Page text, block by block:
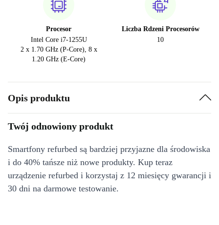
Procesor
Intel Core i7-1255U
2 x 1.70 GHz (P-Core), 8 x
1.20 GHz (E-Core)
Liczba Rdzeni Procesorów
10
Opis produktu
Twój odnowiony produkt
Smartfony refurbed są bardziej przyjazne dla środowiska
i do 40% tańsze niż nowe produkty. Kup teraz
urządzenie refurbed i korzystaj z 12 miesięcy gwarancji i
30 dni na darmowe testowanie.